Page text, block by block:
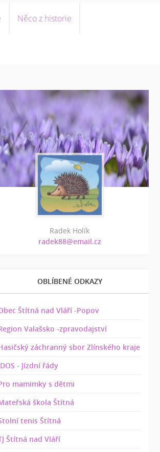
Něco z historie
Radek Holík
radek88@email.cz
OBLÍBENÉ ODKAZY
Štítná nad Vláří -Popov
Valašsko -zpravodajství
záchranný sbor Zlínského kraje
- Jízdní řády
mamimky s dětmi
škola Štítná
tenis Štítná
Štítná nad Vláří